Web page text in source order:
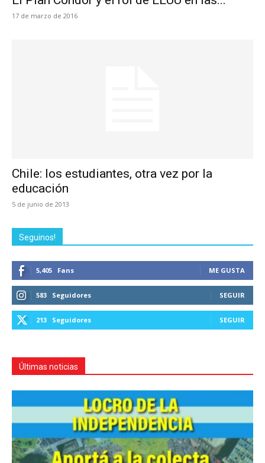
17 de marzo de 2016
Chile: los estudiantes, otra vez por la
educación
5 de junio de 2013
Seguinos!
5,405 Fans ME GUSTA
583 Seguidores SEGUIR
213 Seguidores SEGUIR
Últimas noticias